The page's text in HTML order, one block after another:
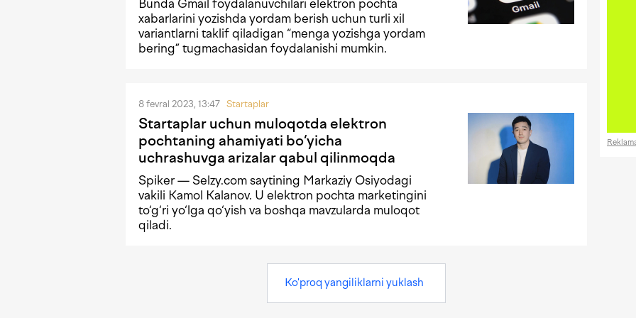
Bunda Gmail foydalanuvchilari elektron pochta
xabarlarini yozishda yordam berish uchun turli xil
variantlarni taklif qiladigan “menga yozishga yordam
bering” tugmachasidan foydalanishi mumkin.
8 fevral 2023, 13:47 Startaplar
Startaplar uchun muloqotda elektron
pochtaning ahamiyati bo‘yicha
uchrashuvga arizalar qabul qilinmoqda
Spiker — Selzy.com saytining Markaziy Osiyodagi
vakili Kamol Kalanov. U elektron pochta marketingini
to‘g‘ri yo‘lga qo‘yish va boshqa mavzularda muloqot
qiladi.
Ko'proq yangiliklarni yuklash